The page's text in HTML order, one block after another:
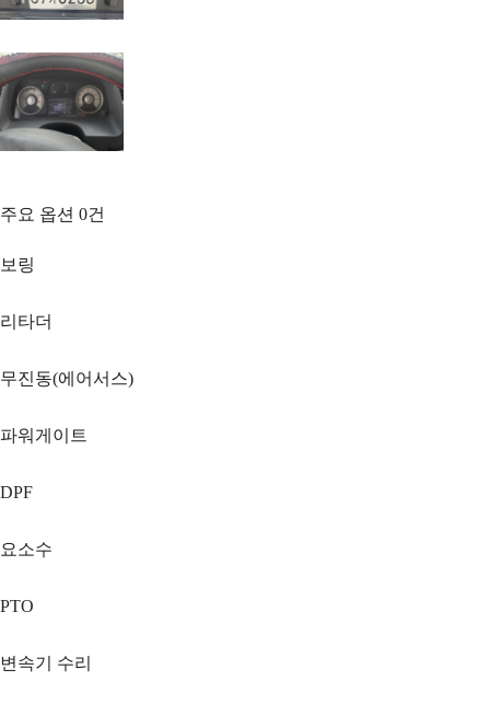
주요 옵션 0건
보링
리타더
무진동(에어서스)
파워게이트
DPF
요소수
PTO
변속기 수리